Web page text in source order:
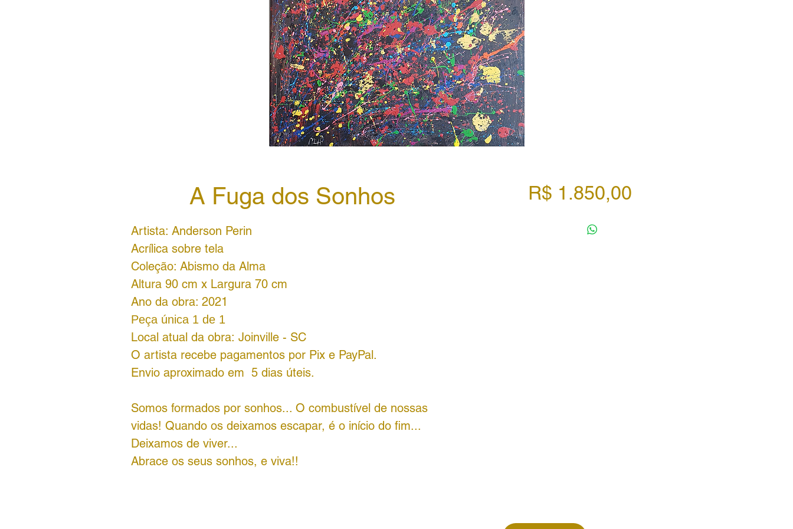
A Fuga dos Sonhos
Artista: Anderson Perin
Acrílica sobre tela
Coleção: Abismo da Alma
Altura 90 cm x Largura 70 cm
Ano da obra: 2021
Peça única 1 de 1
Local atual da obra: Joinville - SC
O artista recebe pagamentos por Pix e PayPal.
Envio aproximado em 5 dias úteis.
Somos formados por sonhos... O combustível de nossas
vidas! Quando os deixamos escapar, é o início do fim...
Deixamos de viver...
Abrace os seus sonhos, e viva!!
R$ 1.850,00Preço